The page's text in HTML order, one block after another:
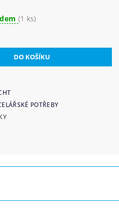
(1 ks)
POTŘEBY